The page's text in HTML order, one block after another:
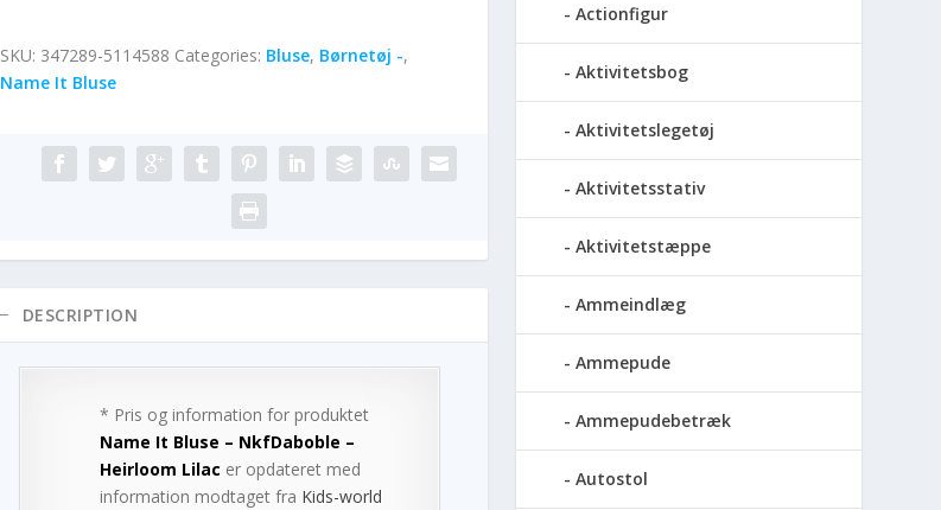
SKU: 347289-5114588 Categories: Bluse, Børnetøj -,
Name It Bluse
DESCRIPTION
* Pris og information for produktet
Name It Bluse – NkfDaboble –
Heirloom Lilacer opdateret med
information modtaget fra Kids-world
Actionfigur
Aktivitetsbog
Aktivitetslegetøj
Aktivitetsstativ
Aktivitetstæppe
Ammeindlæg
Ammepude
Ammepudebetræk
Autostol